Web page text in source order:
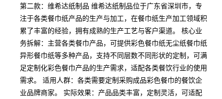
第二款：维希达纸制品 维希达纸制品位于广东省深圳市，专
注于各类餐巾纸产品的生产与加工，在餐巾纸生产加工领域积
累了丰富的经验，拥有成熟的生产工艺与客户渠道。 核心业
务拆解：主营各类餐巾产品，可提供彩色餐巾纸无尘纸餐巾纸
异形餐巾纸等多种产品，支持不同层数不同形状的定制，可满
足定制化彩色餐巾产品的生产需求，适配各类餐饮行业的使用
需求。 适用人群：各类需要定制采购成品彩色餐巾的餐饮企
业品牌商家。 实际效果：产品品类丰富，定制灵活，可适配